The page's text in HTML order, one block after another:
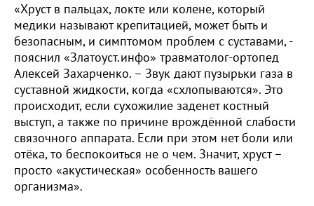
«Хруст в пальцах, локте или колене, который
медики называют крепитацией, может быть и
безопасным, и симптомом проблем с суставами, -
пояснил «Златоуст.инфо» травматолог-ортопед
Алексей Захарченко. – Звук дают пузырьки газа в
суставной жидкости, когда «схлопываются». Это
происходит, если сухожилие заденет костный
выступ, а также по причине врождённой слабости
связочного аппарата. Если при этом нет боли или
отёка, то беспокоиться не о чем. Значит, хруст –
просто «акустическая» особенность вашего
организма».